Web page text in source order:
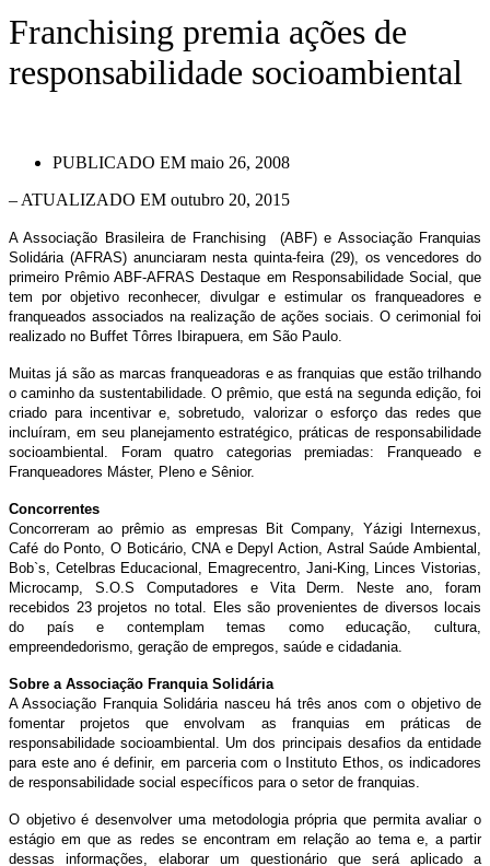
Franchising premia ações de
responsabilidade socioambiental
PUBLICADO EM maio 26, 2008
– ATUALIZADO EM outubro 20, 2015
A Associação Brasileira de Franchising (ABF) e Associação Franquias
Solidária (AFRAS) anunciaram nesta quinta-feira (29), os vencedores do
primeiro Prêmio ABF-AFRAS Destaque em Responsabilidade Social, que
tem por objetivo reconhecer, divulgar e estimular os franqueadores e
franqueados associados na realização de ações sociais. O cerimonial foi
realizado no Buffet Tôrres Ibirapuera, em São Paulo.
Muitas já são as marcas franqueadoras e as franquias que estão trilhando
o caminho da sustentabilidade. O prêmio, que está na segunda edição, foi
criado para incentivar e, sobretudo, valorizar o esforço das redes que
incluíram, em seu planejamento estratégico, práticas de responsabilidade
socioambiental. Foram quatro categorias premiadas: Franqueado e
Franqueadores Máster, Pleno e Sênior.
Concorrentes
Concorreram ao prêmio as empresas Bit Company, Yázigi Internexus,
Café do Ponto, O Boticário, CNA e Depyl Action, Astral Saúde Ambiental,
Bob`s, Cetelbras Educacional, Emagrecentro, Jani-King, Linces Vistorias,
Microcamp, S.O.S Computadores e Vita Derm. Neste ano, foram
recebidos 23 projetos no total. Eles são provenientes de diversos locais
do país e contemplam temas como educação, cultura,
empreendedorismo, geração de empregos, saúde e cidadania.
Sobre a Associação Franquia Solidária
A Associação Franquia Solidária nasceu há três anos com o objetivo de
fomentar projetos que envolvam as franquias em práticas de
responsabilidade socioambiental. Um dos principais desafios da entidade
para este ano é definir, em parceria com o Instituto Ethos, os indicadores
de responsabilidade social específicos para o setor de franquias.
O objetivo é desenvolver uma metodologia própria que permita avaliar o
estágio em que as redes se encontram em relação ao tema e, a partir
dessas informações, elaborar um questionário que será aplicado a